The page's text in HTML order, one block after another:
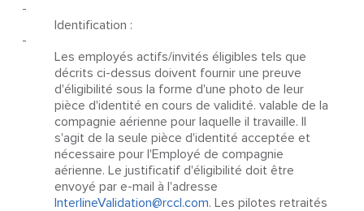
-
Identification :
-
Les employés actifs/invités éligibles tels que
décrits ci-dessus doivent fournir une preuve
d'éligibilité sous la forme d'une photo de leur
pièce d'identité en cours de validité. valable de la
compagnie aérienne pour laquelle il travaille. Il
s'agit de la seule pièce d'identité acceptée et
nécessaire pour l'Employé de compagnie
aérienne. Le justificatif d'éligibilité doit être
envoyé par e-mail à l'adresse
InterlineValidation@rccl.com. Les pilotes retraités